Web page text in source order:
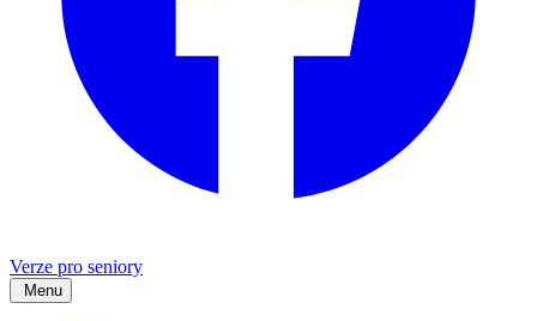
Verze pro seniory
Menu